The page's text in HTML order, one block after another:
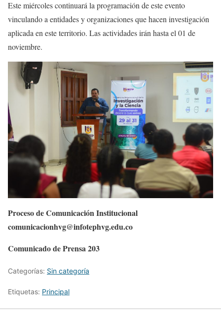
Este miércoles continuará la programación de este evento
vinculando a entidades y organizaciones que hacen investigación
aplicada en este territorio. Las actividades irán hasta el 01 de
noviembre.
Proceso de Comunicación Institucional
comunicacionhvg@infotephvg.edu.co
Comunicado de Prensa 203
Categorías: Sin categoría
Etiquetas: Principal